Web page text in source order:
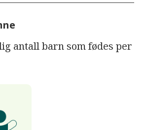
antall barn som fødes per